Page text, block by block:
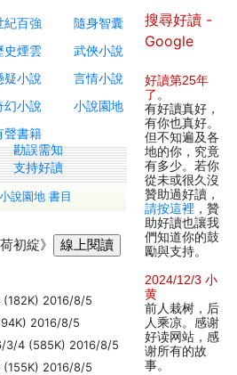
紀百強
隨身智囊
史煙雲
武俠小說
疑小說
言情小說
幻小說
小說園地
聲書籍
勘誤需知
支持好讀
小說園地 書目
初綻》
2016/8/5
2016/8/5
3/4 (585K) 2016/8/5
2016/8/5
搜尋好讀 -
Google
好讀第25年
了 。
有好讀真好，
有你也真好。
但不知遍及各
地的你，究竟
有多少。若你
從未或很久沒
贊助過好讀，
請按這裡 ，贊
助好讀也讓我
們知道你的鼓
勵與支持。
2024/12/3 小
黄
前人栽树，后
人乘凉。感谢
好读网站，感
谢所有的故
事。